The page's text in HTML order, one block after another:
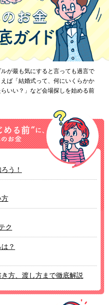
が最も気にすると言っても過言で
ば「結婚式って、何にいくらかか
いい？」など会場探しを始める前
う！
方
ク
？
方、渡し方まで徹底解説